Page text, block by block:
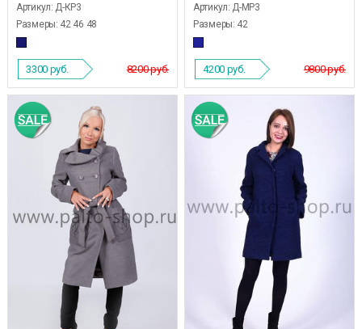
Артикул: Д-КР3
Размеры: 42 46 48
8200 руб.
3300 руб.
Артикул: Д-МР3
Размеры: 42
9800 руб.
4200 руб.